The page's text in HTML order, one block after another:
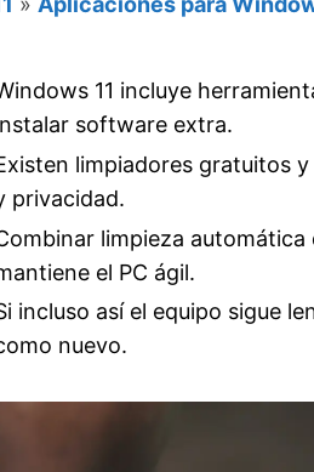
11 incluye
software extra.
limpiadores gratuitos
privacidad.
limpieza
el PC ágil.
incluso así el equipo sigue
nuevo.